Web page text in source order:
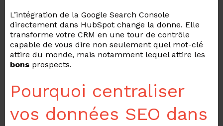
L’intégration de la Google Search Console
directement dans HubSpot change la donne. Elle
transforme votre CRM en une tour de contrôle
capable de vous dire non seulement quel mot-clé
attire du monde, mais notamment lequel attire les
bons prospects.
Pourquoi centraliser
vos données SEO dans